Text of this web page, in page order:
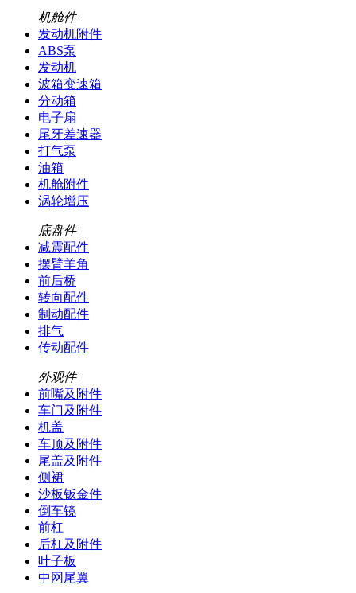
机舱件
发动机附件
ABS泵
发动机
波箱变速箱
分动箱
电子扇
尾牙差速器
打气泵
油箱
机舱附件
涡轮增压
底盘件
减震配件
摆臂羊角
前后桥
转向配件
制动配件
排气
传动配件
外观件
前嘴及附件
车门及附件
机盖
车顶及附件
尾盖及附件
侧裙
沙板钣金件
倒车镜
前杠
后杠及附件
叶子板
中网尾翼